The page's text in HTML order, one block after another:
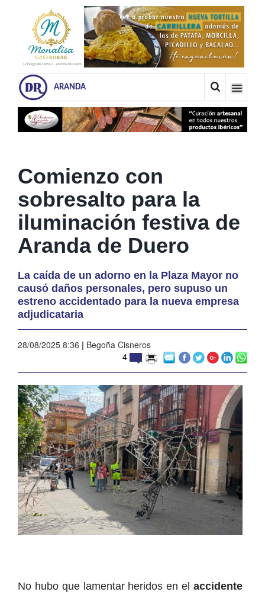
ARANDA
Comienzo con
sobresalto para la
iluminación festiva de
Aranda de Duero
La caída de un adorno en la Plaza Mayor no
causó daños personales, pero supuso un
estreno accidentado para la nueva empresa
adjudicataria
28/08/2025 8:36 | Begoña Cisneros
4
No hubo que lamentar heridos en el accidente